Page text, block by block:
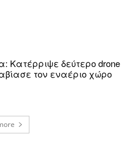
Κατέρριψε δεύτερο drone
τον εναέριο χώρο